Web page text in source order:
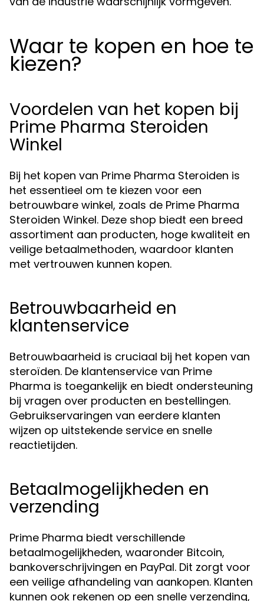
Waar te kopen en hoe te
kiezen?
Voordelen van het kopen bij
Prime Pharma Steroiden
Winkel
Bij het kopen van Prime Pharma Steroiden is
het essentieel om te kiezen voor een
betrouwbare winkel, zoals de Prime Pharma
Steroiden Winkel. Deze shop biedt een breed
assortiment aan producten, hoge kwaliteit en
veilige betaalmethoden, waardoor klanten
met vertrouwen kunnen kopen.
Betrouwbaarheid en
klantenservice
Betrouwbaarheid is cruciaal bij het kopen van
steroïden. De klantenservice van Prime
Pharma is toegankelijk en biedt ondersteuning
bij vragen over producten en bestellingen.
Gebruikservaringen van eerdere klanten
wijzen op uitstekende service en snelle
reactietijden.
Betaalmogelijkheden en
verzending
Prime Pharma biedt verschillende
betaalmogelijkheden, waaronder Bitcoin,
bankoverschrijvingen en PayPal. Dit zorgt voor
een veilige afhandeling van aankopen. Klanten
kunnen ook rekenen op een snelle verzending,